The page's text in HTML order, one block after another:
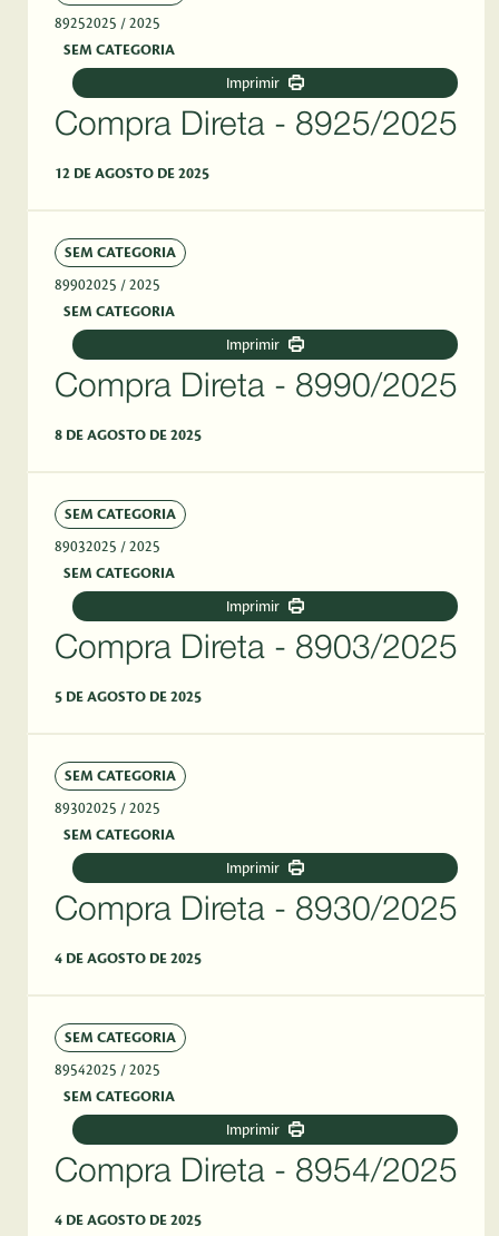
89252025 / 2025
SEM CATEGORIA
Imprimir
Compra Direta - 8925/2025
12 DE AGOSTO DE 2025
SEM CATEGORIA
89902025 / 2025
SEM CATEGORIA
Imprimir
Compra Direta - 8990/2025
8 DE AGOSTO DE 2025
SEM CATEGORIA
89032025 / 2025
SEM CATEGORIA
Imprimir
Compra Direta - 8903/2025
5 DE AGOSTO DE 2025
SEM CATEGORIA
89302025 / 2025
SEM CATEGORIA
Imprimir
Compra Direta - 8930/2025
4 DE AGOSTO DE 2025
SEM CATEGORIA
89542025 / 2025
SEM CATEGORIA
Imprimir
Compra Direta - 8954/2025
4 DE AGOSTO DE 2025